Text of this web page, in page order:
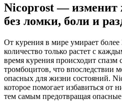
Nicoprost — изменит
без ломки, боли и
От курения в мире умирает
количество только растет с
время курения происходит спазм
тромбоцитов, что впоследствии
опасных для жизни состояний.
которое помогает избавиться от
тем самым предотвращая